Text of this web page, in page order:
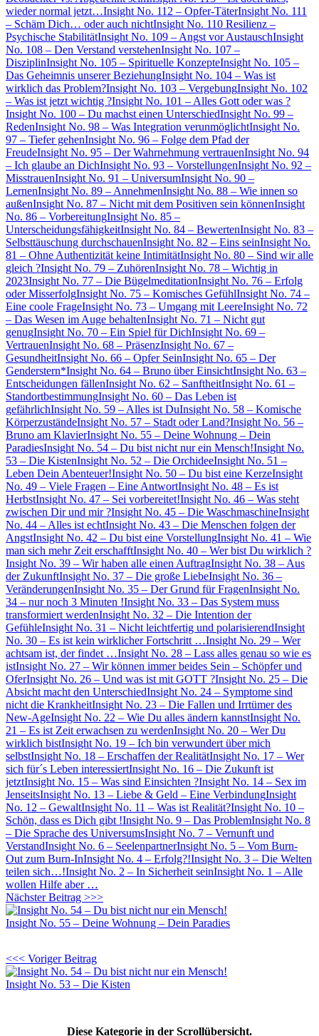
wieder normal jetzt…Insight No. 112 – Opfer-TäterInsight No. 111
– Schäm Dich… oder auch nichtInsight No. 110 Resilienz –
Psychische StabilitätInsight No. 109 – Angst vor AustauschInsight
No. 108 – Den Verstand verstehenInsight No. 107 –
DisziplinInsight No. 105 – Spirituelle KonzepteInsight No. 105 –
Das Geheimnis unserer BeziehungInsight No. 104 – Was ist
wirklich das Problem?Insight No. 103 – VergebungInsight No. 102
– Was ist jetzt wichtig ?Insight No. 101 – Alles Gott oder was ?
Insight No. 100 – Du machst einen UnterschiedInsight No. 99 –
RedenInsight No. 98 – Was Integration verunmöglichtInsight No.
97 – Tiefer gehenInsight No. 96 – Folge dem Pfad der
FreudeInsight No. 95 – Der Wahrnehmung vertrauenInsight No. 94
– Ich glaube an DichInsight No. 93 – VorstellungenInsight No. 92 –
MisstrauenInsight No. 91 – UniversumInsight No. 90 –
LernenInsight No. 89 – AnnehmenInsight No. 88 – Wie innen so
außenInsight No. 87 – Nicht mit dem Positiven sein könnenInsight
No. 86 – VorbereitungInsight No. 85 –
UnterscheidungsfähigkeitInsight No. 84 – BewertenInsight No. 83 –
Selbsttäuschung durchschauenInsight No. 82 – Eins seinInsight No.
81 – Ohne Authentizität keine IntimitätInsight No. 80 – Sind wir alle
gleich ?Insight No. 79 – ZuhörenInsight No. 78 – Wichtig in
2023Insight No. 77 – Die BügelmeditationInsight No. 76 – Erfolg
oder MisserfolgInsight No. 75 – Komisches GefühlInsight No. 74 –
Eine coole FrageInsight No. 73 – Umgang mit LeereInsight No. 72
– Das Wesen im Auge behaltenInsight No. 71 – Nicht gut
genugInsight No. 70 – Ein Spiel für DichInsight No. 69 –
VertrauenInsight No. 68 – PräsenzInsight No. 67 –
GesundheitInsight No. 66 – Opfer SeinInsight No. 65 – Der
Genderstern*Insight No. 64 – Bruno über EinsichtInsight No. 63 –
Entscheidungen fällenInsight No. 62 – SanftheitInsight No. 61 –
StandortbestimmungInsight No. 60 – Das Leben ist
gefährlichInsight No. 59 – Alles ist DuInsight No. 58 – Komische
KörperzuständeInsight No. 57 – Stadt oder Land?Insight No. 56 –
Bruno am KlavierInsight No. 55 – Deine Wohnung – Dein
ParadiesInsight No. 54 – Du bist nicht nur ein Mensch!Insight No.
53 – Die KistenInsight No. 52 – Die OrchideeInsight No. 51 –
Leben Dein Abenteuer!Insight No. 50 – Du bist eine KerzeInsight
No. 49 – Viele Fragen – Eine AntwortInsight No. 48 – Es ist
HerbstInsight No. 47 – Sei vorbereitet!Insight No. 46 – Was steht
zwischen Dir und mir ?Insight No. 45 – Die WaschmaschineInsight
No. 44 – Alles ist echtInsight No. 43 – Die Menschen folgen der
AngstInsight No. 42 – Du bist eine VorstellungInsight No. 41 – Wie
man sich mehr Zeit erschafftInsight No. 40 – Wer bist Du wirklich ?
Insight No. 39 – Wir haben alle einen AuftragInsight No. 38 – Aus
der ZukunftInsight No. 37 – Die große LiebeInsight No. 36 –
VeränderungenInsight No. 35 – Der Grund für FragenInsight No.
34 – nur noch 3 Minuten !Insight No. 33 – Das System muss
transformiert werdenInsight No. 32 – Die Intention der
GefühleInsight No. 31 – Nicht leichtfertig und polarisierendInsight
No. 30 – Es ist kein wirklicher Fortschritt …Insight No. 29 – Wer
achtsam ist, der findet …Insight No. 28 – Lass alles genau so wie es
istInsight No. 27 – Wir können immer beides Sein – Schöpfer und
OferInsight No. 26 – Und was ist mit GOTT ?Insight No. 25 – Die
Absicht macht den UnterschiedInsight No. 24 – Symptome sind
nicht die KrankheitInsight No. 23 – Die Fallen und Irrtümer des
New-AgeInsight No. 22 – Wie Du alles ändern kannstInsight No.
21 – Es ist Zeit erwachsen zu werdenInsight No. 20 – Wer Du
wirklich bistInsight No. 19 – Ich bin verwundert über mich
selbstInsight No. 18 – Erschaffen der RealitätInsight No. 17 – Wer
sich für´s Leben interessiertInsight No. 16 – Die Zukunft ist
jetztInsight No. 15 – Was sind Einsichten ?Insight No. 14 – Sex im
JenseitsInsight No. 13 – Liebe & Geld – Eine VerbindungInsight
No. 12 – GewaltInsight No. 11 – Was ist Realität?Insight No. 10 –
Schön, dass es Dich gibt !Insight No. 9 – Das ProblemInsight No. 8
– Die Sprache des UniversumsInsight No. 7 – Vernunft und
VerstandInsight No. 6 – SeelenpartnerInsight No. 5 – Vom Burn-
Out zum Burn-InInsight No. 4 – Erfolg?!Insight No. 3 – Die Welten
teilen sich…!Insight No. 2 – In Sicherheit seinInsight No. 1 – Alle
wollen Hilfe aber …
Nächster Beitrag >>>
Insight No. 55 – Deine Wohnung – Dein Paradies
<<< Voriger Beitrag
Insight No. 53 – Die Kisten
Diese Kategorie in der Scrollübersicht.